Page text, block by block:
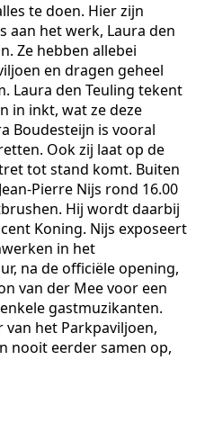
te doen. Hier zijn
aan het werk, Laura den
Ze hebben allebei
en dragen geheel
Laura den Teuling tekent
in inkt, wat ze deze
Boudesteijn is vooral
Ook zij laat op de
tot stand komt. Buiten
Pierre Nijs rond 16.00
Hij wordt daarbij
Koning. Nijs exposeert
in het
na de officiële opening,
van der Mee voor een
gastmuzikanten.
van het Parkpaviljoen,
nooit eerder samen op,